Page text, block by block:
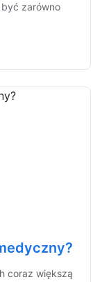
zarówno
coraz większą